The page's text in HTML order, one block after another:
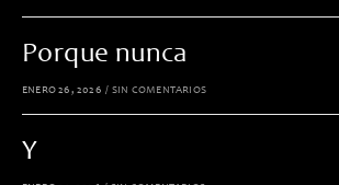
Porque nunca
ENERO 26, 2026 / SIN COMENTARIOS
Y